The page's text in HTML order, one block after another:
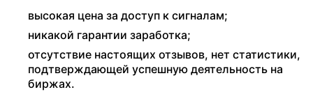
высокая цена за доступ к сигналам;
никакой гарантии заработка;
отсутствие настоящих отзывов, нет статистики,
подтверждающей успешную деятельность на
биржах.